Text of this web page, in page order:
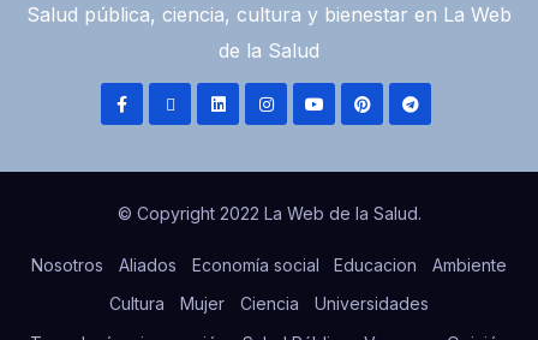
Salud pública, ciencia, cultura y bienestar en La Web
de la Salud
© Copyright 2022 La Web de la Salud.
Nosotros Aliados Economía social Educacion
Ambiente
Cultura
Mujer Ciencia
Universidades